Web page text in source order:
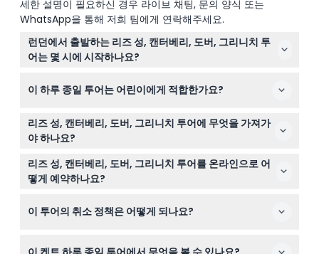
세한 설명이 필요하신 경우 라이브 채팅, 문의 양식 또는
WhatsApp을 통해 저희 팀에게 연락해주세요.
런던에서 출발하는 리즈 성, 캔터베리, 도버, 그리니치 투
어는 몇 시에 시작하나요?
분에 출발합니다. 원활한 출발을 위해 15분 일찍 도착하는
이 하루 종일 투어는 어린이에게 적합한가요?
네, 0세에서 16세 어린이는 유료 성인 보호자가 동반해야
하며, 0세에서 2세 어린이는 무료로 참가할 수 있습니다. 17
세 이상은 성인 요금을 지불합니다.
리즈 성, 캔터베리, 도버, 그리니치 투어에 무엇을 가져가
야 하나요?
편안한 워킹 슈즈, 날씨에 맞는 옷차림, 아름다운 역사적 명
소를 담을 카메라를 가져가세요. 하루 종일 투어이므로 작
은 물병과 간단한 간식을 준비하는 것이 도움이 될 수 있습
리즈 성, 캔터베리, 도버, 그리니치 투어를 온라인으로 어
떻게 예약하나요?
약 양식을 작성하여 직접 티켓을 예약할 수 있습니다.
이 투어의 취소 정책은 어떻게 되나요?